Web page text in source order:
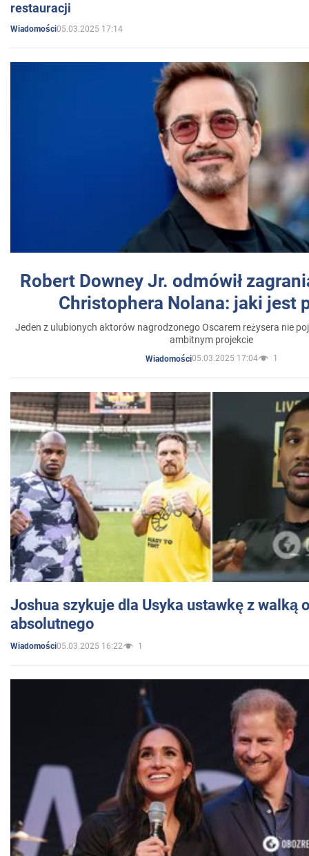
restauracji
Wiadomości05.03.2025 17:14
Robert Downey Jr. odmówił
Christophera Nolana: jaki jest
Jeden z ulubionych aktorów nagrodzonego Oscarem reżysera nie
ambitnym projekcie
Wiadomości05.03.2025 17:04 1
Joshua szykuje dla Usyka ustawkę z walką
absolutnego
Wiadomości05.03.2025 16:22 1